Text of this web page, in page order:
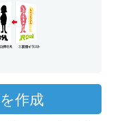
作成